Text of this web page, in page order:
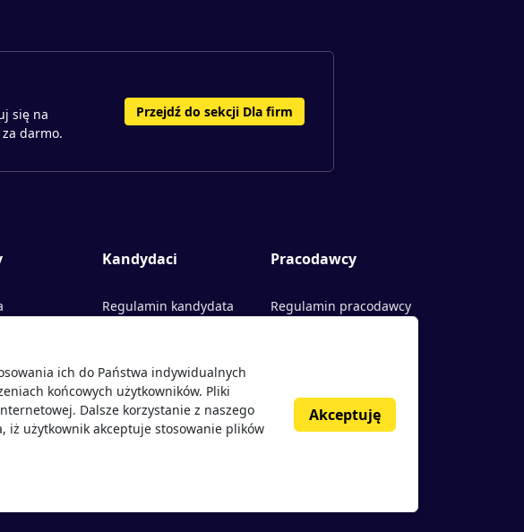
się na
darmo.
Przejdź do sekcji Dla firm
sprawdź
Kandydaci
Regulamin kandydata
Pracodawcy
Opinie o pracodawcach
Blog
Pracodawcy
Regulamin pracodawcy
ich do Państwa indywidualnych
końcowych użytkowników. Pliki
Dalsze korzystanie z naszego
użytkownik akceptuje stosowanie plików
Akceptuję